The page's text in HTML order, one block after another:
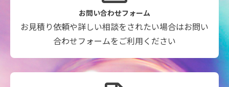
お問い合わせフォーム
お見積り依頼や詳しい相談をされたい場合はお問い
合わせフォームをご利用ください